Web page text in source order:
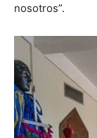
nosotros”.